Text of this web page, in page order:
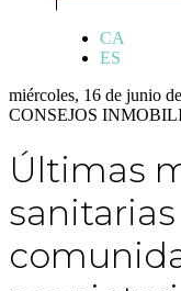
CA
ES
miércoles, 16 de junio
CONSEJOS
Últimas